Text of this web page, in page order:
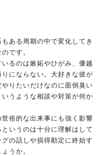
ある周期の中で変化してき
です。
るのは嫉妬やひがみ、優越
にならない。大好きな彼が
りたいだけなのに面倒臭い
いうような相談や対策が何か
俗的な出来事にも強く影響
いうのは十分に理解はして
の話しや損得勘定に終始す
うか。